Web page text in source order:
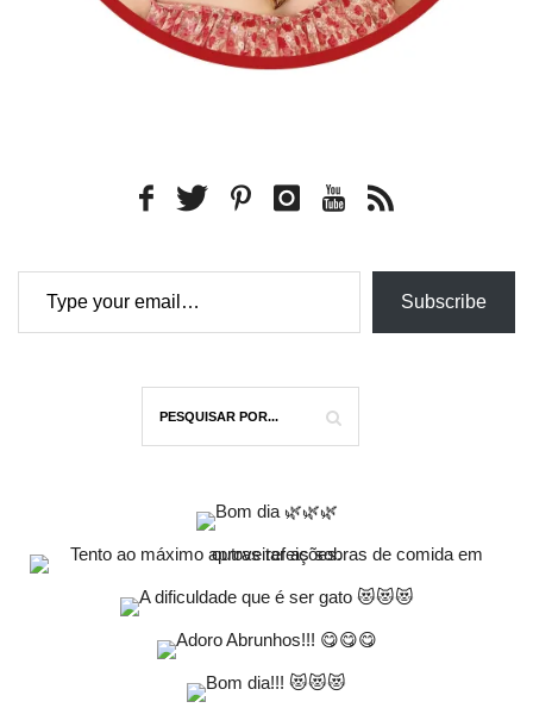
Type your email…
Subscribe